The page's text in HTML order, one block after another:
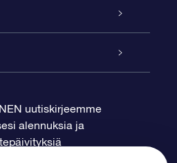
uutiskirjeemme
alennuksia ja